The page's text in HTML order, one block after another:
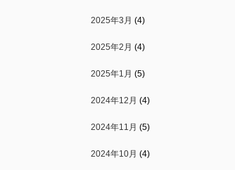
2025年3月 (4)
2025年2月 (4)
2025年1月 (5)
2024年12月 (4)
2024年11月 (5)
2024年10月 (4)